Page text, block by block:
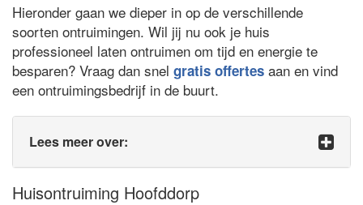
Hieronder gaan we dieper in op de verschillende
soorten ontruimingen. Wil jij nu ook je huis
professioneel laten ontruimen om tijd en energie te
besparen? Vraag dan snel gratis offertes aan en vind
een ontruimingsbedrijf in de buurt.
Lees meer over:
Huisontruiming Hoofddorp